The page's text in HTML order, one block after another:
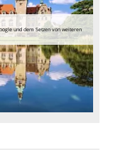
und dem Setzen von weiteren